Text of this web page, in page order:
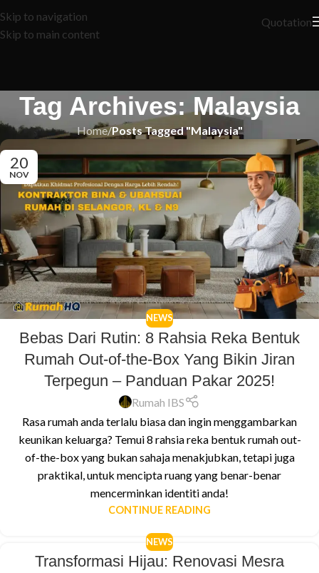
Skip to navigation
Skip to main content
Quotation
Tag Archives: Malaysia
Home/Posts Tagged "Malaysia"
20
NOV
NEWS
Bebas Dari Rutin: 8 Rahsia Reka Bentuk
Rumah Out-of-the-Box Yang Bikin Jiran
Terpegun – Panduan Pakar 2025!
Rumah IBS
Rasa rumah anda terlalu biasa dan ingin menggambarkan
keunikan keluarga? Temui 8 rahsia reka bentuk rumah out-
of-the-box yang bukan sahaja menakjubkan, tetapi juga
praktikal, untuk mencipta ruang yang benar-benar
mencerminkan identiti anda!
CONTINUE READING
NEWS
Transformasi Hijau: Renovasi Mesra